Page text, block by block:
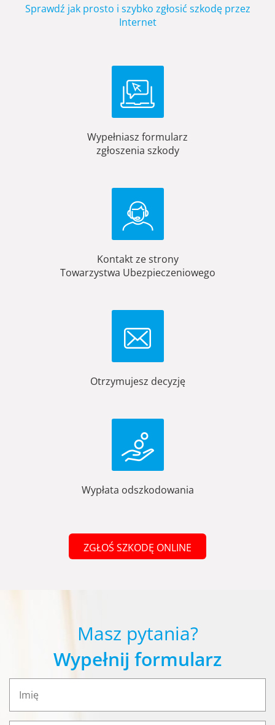
Sprawdź jak prosto i szybko zgłosić szkodę przez
Internet
Wypełniasz formularz
zgłoszenia szkody
Kontakt ze strony
Towarzystwa Ubezpieczeniowego
Otrzymujesz decyzję
Wypłata odszkodowania
ZGŁOŚ SZKODĘ ONLINE
Masz pytania?
Wypełnij formularz